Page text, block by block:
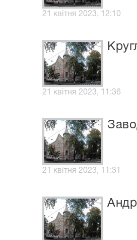
21 квітня 2023, 12:10
21 квітня 2023, 11:36
21 квітня 2023, 11:31